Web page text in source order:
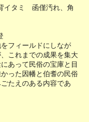
タミ 函僅汚れ、角
フィールドにしなが
これまでの成果を集大
あって民俗の宝庫と目
った因幡と伯耆の民俗
たえのある内容であ